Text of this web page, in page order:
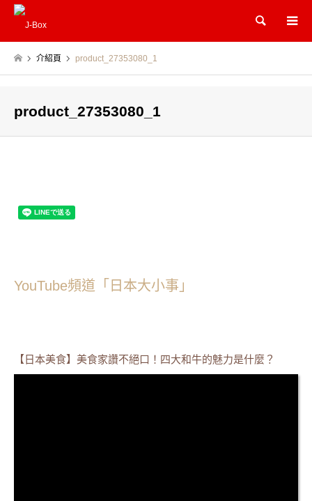
Search
介紹頁 product_27353080_1
product_27353080_1
YouTube頻道「日本大小事」
【日本美食】美食家讚不絕口！四大和牛的魅力是什麼？